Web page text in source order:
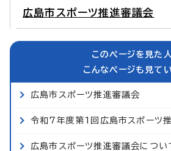
広島市スポーツ推進審議会
このページを見た
こんなページも見て
広島市スポーツ推進審議会
令和7年度第1回広島市スポーツ
広島市スポーツ推進審議会につい